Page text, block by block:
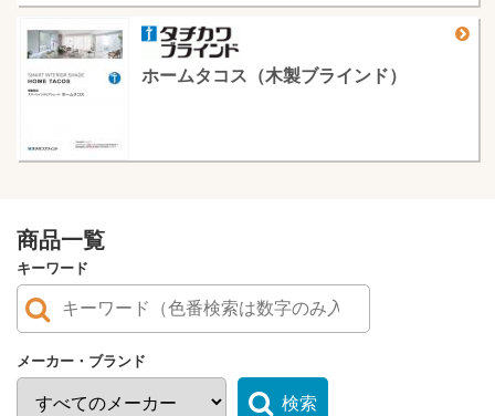
ホームタコス（木製ブラインド）
商品一覧
キーワード
メーカー・ブランド
検索